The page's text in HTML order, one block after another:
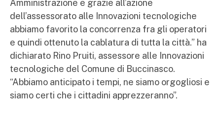
Amministrazione e grazie all’azione
dell’assessorato alle Innovazioni tecnologiche
abbiamo favorito la concorrenza fra gli operatori
e quindi ottenuto la cablatura di tutta la città.” ha
dichiarato Rino Pruiti, assessore alle Innovazioni
tecnologiche del Comune di Buccinasco.
“Abbiamo anticipato i tempi, ne siamo orgogliosi e
siamo certi che i cittadini apprezzeranno”.